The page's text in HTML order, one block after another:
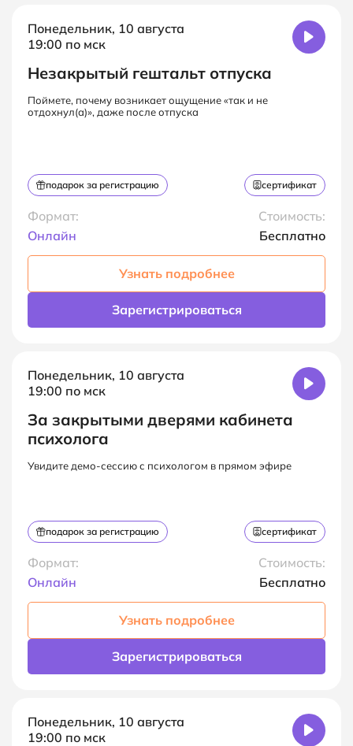
Понедельник, 10 августа
19:00 по мск
Незакрытый гештальт отпуска
Поймете, почему возникает ощущение «так и не
отдохнул(а)», даже после отпуска
подарок за регистрацию сертификат
Формат:
Онлайн
Стоимость:
Бесплатно
Узнать подробнее
Зарегистрироваться
Понедельник, 10 августа
19:00 по мск
За закрытыми дверями кабинета
психолога
Увидите демо-сессию с психологом в прямом эфире
подарок за регистрацию сертификат
Формат:
Онлайн
Стоимость:
Бесплатно
Узнать подробнее
Зарегистрироваться
Понедельник, 10 августа
19:00 по мск